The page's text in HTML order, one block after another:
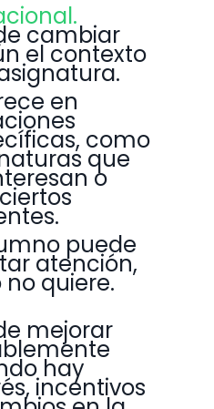
cambiar
el contexto
en
como
que
o
puede
atención,
no quiere.
mejorar
hay
incentivos